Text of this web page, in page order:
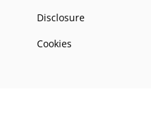
Disclosure
Cookies